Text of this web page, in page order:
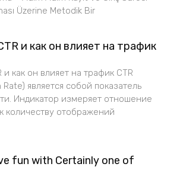
Üzerine Metodik Bir
и как он влияет на трафик
и как он влияет на трафик CTR
является собой показатель
Индикатор измеряет отношение
количеству отображений
fun with Certainly one of